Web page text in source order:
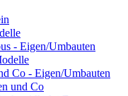
- Eigen/Umbauten
Co - Eigen/Umbauten
und Co